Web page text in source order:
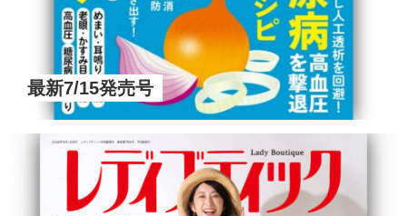
最新7/15発売号